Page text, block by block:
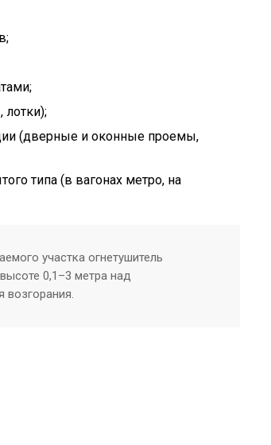
лотки);
(дверные и оконные проемы,
типа (в вагонах метро, на
участка огнетушитель
0,1–3 метра над
возгорания.